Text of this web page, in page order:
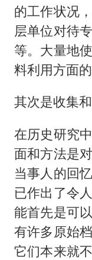
的工作状况
层单位对待
等。大量地
料利用方面的
其次是收集
在历史研究
面和方法是
当事人的回
已作出了令
能首先是可
有许多原始
它们本来就